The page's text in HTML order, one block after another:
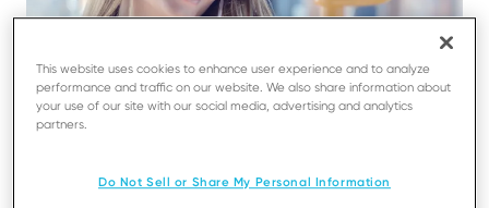
This website uses cookies to enhance user experience and to analyze
performance and traffic on our website. We also share information about
your use of our site with our social media, advertising and analytics
partners.
Do Not Sell or Share My Personal Information